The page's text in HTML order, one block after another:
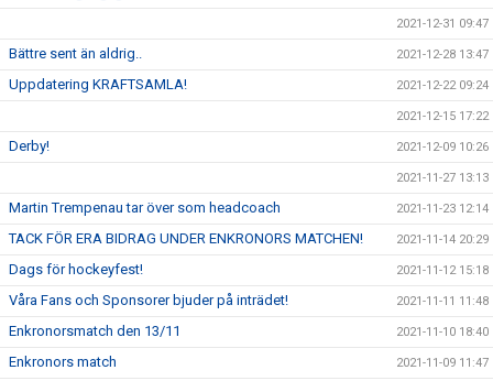
2021-12-31 09:47
Bättre sent än aldrig.. 2021-12-28 13:47
Uppdatering KRAFTSAMLA! 2021-12-22 09:24
2021-12-15 17:22
Derby! 2021-12-09 10:26
2021-11-27 13:13
Martin Trempenau tar över som headcoach 2021-11-23 12:14
TACK FÖR ERA BIDRAG UNDER ENKRONORS MATCHEN! 2021-11-14 20:29
Dags för hockeyfest! 2021-11-12 15:18
Våra Fans och Sponsorer bjuder på inträdet! 2021-11-11 11:48
Enkronorsmatch den 13/11 2021-11-10 18:40
Enkronors match 2021-11-09 11:47